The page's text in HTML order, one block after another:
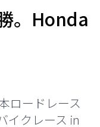
。Honda
ロードレース
イクレース in